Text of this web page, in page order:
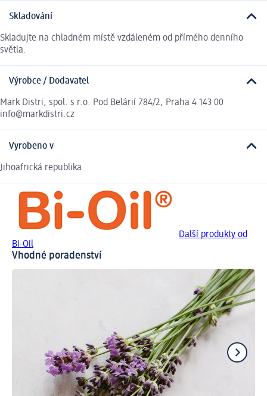
Skladování
Skladujte na chladném místě vzdáleném od přímého denního
světla.
Výrobce / Dodavatel
Mark Distri, spol. s r.o. Pod Belárií 784/2, Praha 4 143 00
info@markdistri.cz
Vyrobeno v
Jihoafrická republika
Další produkty od
Bi-Oil
Vhodné poradenství